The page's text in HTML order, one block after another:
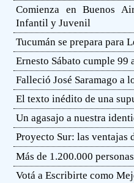
Comienza en Buenos
Infantil y Juvenil
Tucumán se prepara para
Ernesto Sábato cumple 99
Falleció José Saramago a
El texto inédito de una
Un agasajo a nuestra
Proyecto Sur: las ventajas
Más de 1.200.000
Votá a Escribirte como